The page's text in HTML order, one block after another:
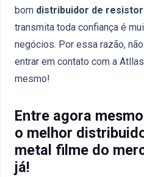
bom distribuidor de
transmita toda confiança é
negócios. Por essa razão,
entrar em contato com a
mesmo!
Entre agora
o melhor
metal filme do
já!